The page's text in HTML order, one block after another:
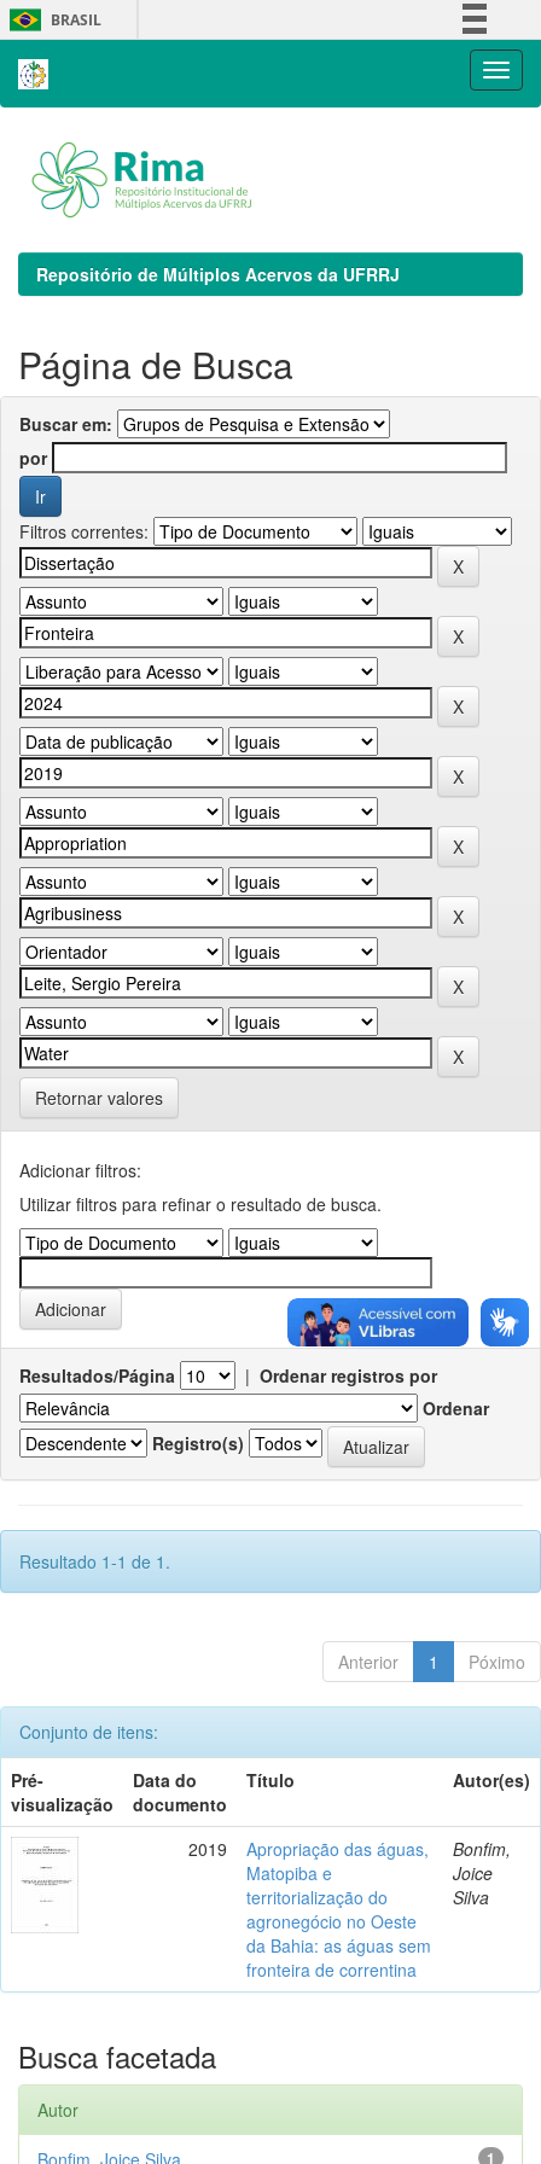
Skip
navigation
BRASIL
Repositório de Múltiplos Acervos da UFRRJ
Página de Busca
Buscar em:
por
Filtros correntes:
Retornar valores
Adicionar filtros:
Utilizar filtros para refinar o resultado de busca.
Resultados/Página | Ordenar registros por
Ordenar
Registro(s)
Resultado 1-1 de 1.
Anterior 1 Póximo
Conjunto de itens:
Pré-
visualização
Data do
documento
Título Autor(es)
2019
Apropriação das águas,
Matopiba e
territorialização do
agronegócio no Oeste
da Bahia: as águas sem
fronteira de correntina
Bonfim,
Joice
Silva
Busca facetada
Autor
1
Bonfim, Joice Silva